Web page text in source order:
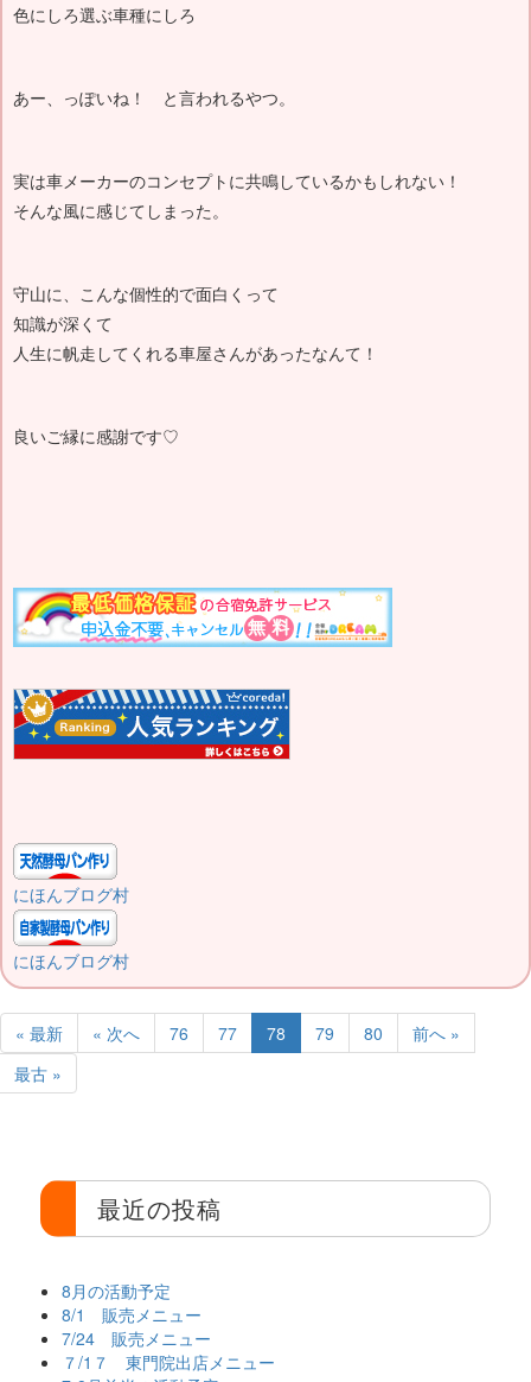
色にしろ選ぶ車種にしろ
あー、っぽいね！ と言われるやつ。
実は車メーカーのコンセプトに共鳴しているかもしれない！
そんな風に感じてしまった。
守山に、こんな個性的で面白くって
知識が深くて
人生に帆走してくれる車屋さんがあったなんて！
良いご縁に感謝です♡
にほんブログ村
にほんブログ村
« 最新 « 次へ 76 77 78 79 80
前へ »
最古 »
最近の投稿
8月の活動予定
8/1 販売メニュー
7/24 販売メニュー
７/1７ 東門院出店メニュー